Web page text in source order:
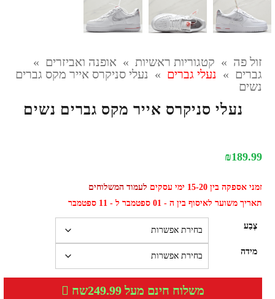
זול פה » קטגוריות ראשיות » אופנה ואביזרים »
גברים » נעלי גברים » נעלי סניקרס אייר מקס גברים
נשים
נעלי סניקרס אייר מקס גברים נשים
₪189.99
זמני אספקה בין 15-20 ימי עסקים
לעמוד המשלוחים
תאריך משוער לאיסוף בין ה - 01 ספטמבר ל - 11 ספטמבר
צֶבַע
מידה
משלוח חינם מעל 249.99שח